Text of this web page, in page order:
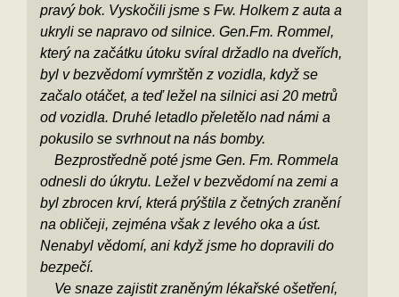
pravý bok. Vyskočili jsme s Fw. Holkem z auta a
ukryli se napravo od silnice. Gen.Fm. Rommel,
který na začátku útoku svíral držadlo na dveřích,
byl v bezvědomí vymrštěn z vozidla, když se
začalo otáčet, a teď ležel na silnici asi 20 metrů
od vozidla. Druhé letadlo přeletělo nad námi a
pokusilo se svrhnout na nás bomby.
Bezprostředně poté jsme Gen. Fm. Rommela
odnesli do úkrytu. Ležel v bezvědomí na zemi a
byl zbrocen krví, která prýštila z četných zranění
na obličeji, zejména však z levého oka a úst.
Nenabyl vědomí, ani když jsme ho dopravili do
bezpečí.
Ve snaze zajistit zraněným lékařské ošetření,